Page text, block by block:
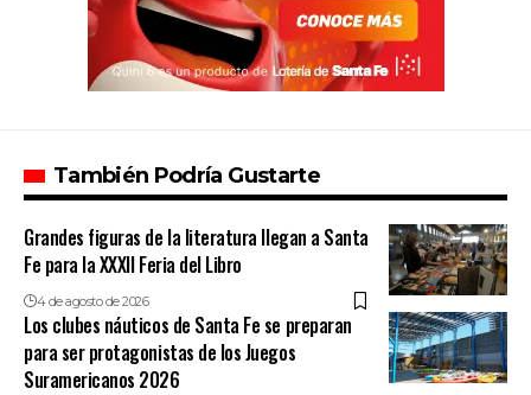
También Podría Gustarte
Grandes figuras de la literatura llegan a Santa
Fe para la XXXII Feria del Libro
4 de agosto de 2026
Los clubes náuticos de Santa Fe se preparan
para ser protagonistas de los Juegos
Suramericanos 2026